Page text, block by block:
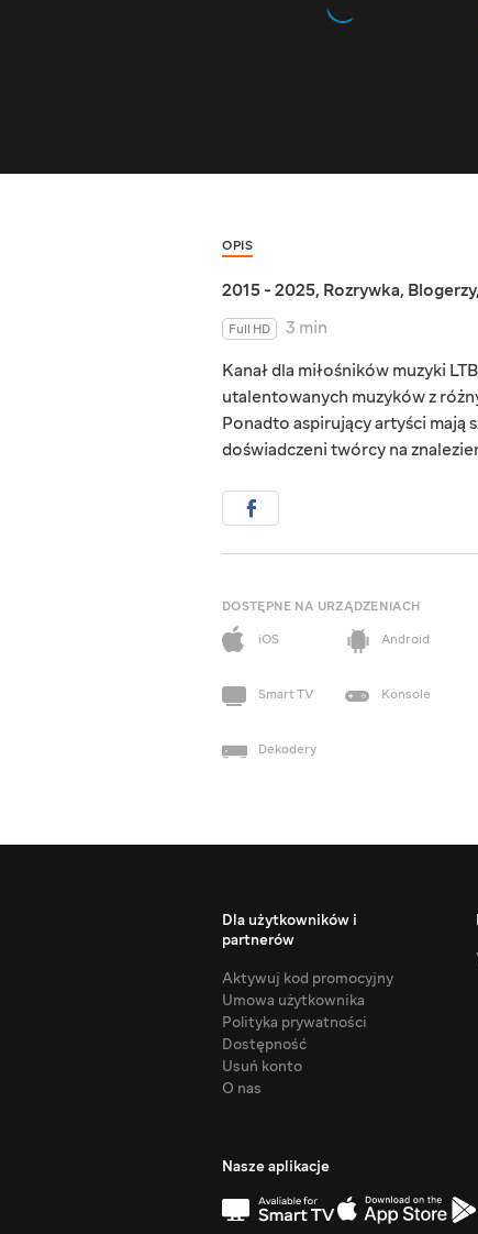
OPIS
2015 - 2025, Rozrywka, Blogerzy,
Full HD
3 min
Kanał dla miłośników muzyki
utalentowanych muzyków z
Ponadto aspirujący artyści mają
doświadczeni twórcy na
DOSTĘPNE NA URZĄDZENIACH
iOS
Android
Smart TV Konsole
Dekodery
Dla użytkowników i
partnerów
Aktywuj kod promocyjny
Umowa użytkownika
Polityka prywatności
Dostępność
Usuń konto
O nas
Nasze aplikacje